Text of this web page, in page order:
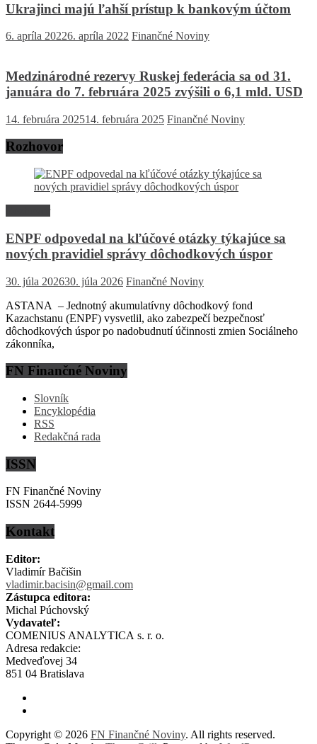
Ukrajinci majú ľahší prístup k bankovým účtom
6. apríla 20226. apríla 2022 Finančné Noviny
Medzinárodné rezervy Ruskej federácia sa od 31.
januára do 7. februára 2025 zvýšili o 6,1 mld. USD
14. februára 202514. februára 2025 Finančné Noviny
Rozhovor
ENPF odpovedal na kľúčové otázky týkajúce sa
nových pravidiel správy dôchodkových úspor
30. júla 202630. júla 2026 Finančné Noviny
ASTANA – Jednotný akumulatívny dôchodkový fond
Kazachstanu (ENPF) vysvetlil, ako zabezpečí bezpečnosť
dôchodkových úspor po nadobudnutí účinnosti zmien Sociálneho
zákonníka,
FN Finančné Noviny
Slovník
Encyklopédia
RSS
Redakčná rada
ISSN
FN Finančné Noviny
ISSN 2644-5999
Kontakt
Editor:
Vladimír Bačišin
vladimir.bacisin@gmail.com
Zástupca editora:
Michal Púchovský
Vydavateľ:
COMENIUS ANALYTICA s. r. o.
Adresa redakcie:
Medveďovej 34
851 04 Bratislava
Copyright © 2026 FN Finančné Noviny. All rights reserved.